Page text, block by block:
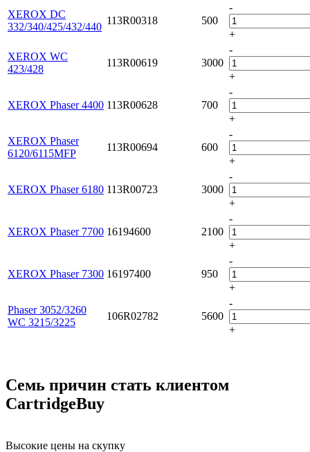
XEROX DC
332/340/425/432/440
113R00318 500
-
+
XEROX WC
423/428
113R00619 3000
-
+
XEROX Phaser 4400 113R00628 700
-
+
XEROX Phaser
6120/6115MFP
113R00694 600
-
+
XEROX Phaser 6180 113R00723 3000
-
+
XEROX Phaser 7700 16194600 2100
-
+
XEROX Phaser 7300 16197400 950
-
+
Phaser 3052/3260
WC 3215/3225
106R02782 5600
-
+
Семь причин стать клиентом
CartridgeBuy
Высокие цены на скупку